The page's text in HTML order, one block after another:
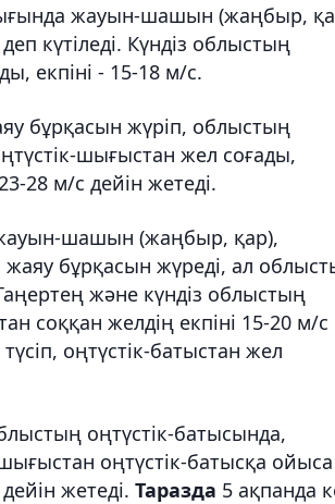
жауын-шашын (жаңбыр,
күтіледі. Күндіз облыстың
екпіні - 15-18 м/с.
бұрқасын жүріп, облыстың
шығыстан жел соғады,
28 м/с дейін жетеді.
шашын (жаңбыр, қар),
бұрқасын жүреді, ал
және күндіз облыстың
соққан желдің екпіні 15-20 м/с
оңтүстік-батыстан жел
оңтүстік-батысында,
оңтүстік-батысқа ойыса
жетеді. Таразда 5 ақпанда